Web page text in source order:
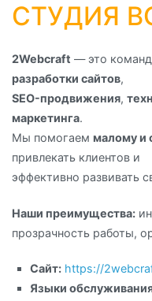
СТУДИЯ
2Webcraft — это
разработки сайтов,
SEO-продвижения,
маркетинга.
Мы помогаем малому и
привлекать клиентов и
эффективно развивать
Наши преимущества:
прозрачность работы,
Сайт: https://
Языки